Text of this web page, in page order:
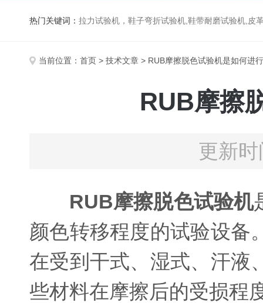
热门关键词： 拉力试验机，鞋子弯折试验机,鞋带耐磨试验机,皮革伸缩试验机,马丁代尔
当前位置： 首页 > 技术文章 > RUB摩擦脱色试验机是如何进
RUB摩擦
更新
RUB摩擦脱色试验机
颜色转移程度的试验设备
在受到干式、湿式、汗液
些材料在摩擦后的受损程